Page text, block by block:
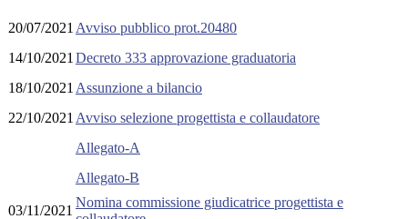
20/07/2021 Avviso pubblico prot.20480
14/10/2021 Decreto 333 approvazione graduatoria
18/10/2021 Assunzione a bilancio
22/10/2021 Avviso selezione progettista e collaudatore
Allegato-A
Allegato-B
03/11/2021
Nomina commissione giudicatrice progettista e